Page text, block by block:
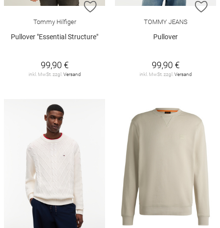
ZUR WUNSCHLISTE HINZUFÜGEN
Tommy Hilfiger
Pullover "Essential Structure"
99,90 €
inkl. MwSt. zzgl. Versand
TOMMY JEANS
Pullover
99,90 €
inkl. MwSt. zzgl. Versand